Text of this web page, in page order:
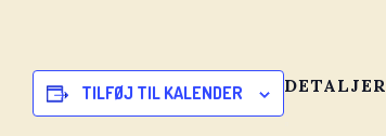
TILFØJ TIL KALENDER DETALJER